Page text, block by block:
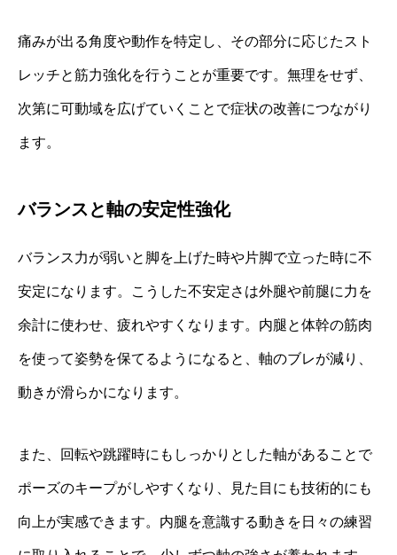
痛みが出る角度や動作を特定し、その部分に応じたスト
レッチと筋力強化を行うことが重要です。無理をせず、
次第に可動域を広げていくことで症状の改善につながり
ます。
バランスと軸の安定性強化
バランス力が弱いと脚を上げた時や片脚で立った時に不
安定になります。こうした不安定さは外腿や前腿に力を
余計に使わせ、疲れやすくなります。内腿と体幹の筋肉
を使って姿勢を保てるようになると、軸のブレが減り、
動きが滑らかになります。
また、回転や跳躍時にもしっかりとした軸があることで
ポーズのキープがしやすくなり、見た目にも技術的にも
向上が実感できます。内腿を意識する動きを日々の練習